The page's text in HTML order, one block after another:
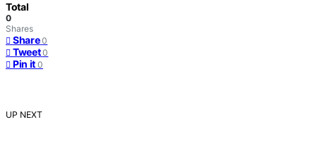
Total
0
Shares
Share 0
Tweet 0
Pin it 0
UP NEXT